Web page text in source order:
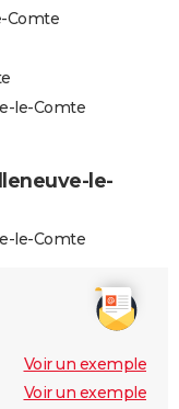
Comte
le-Comte
le-
le-Comte
Voir un exemple
Voir un exemple